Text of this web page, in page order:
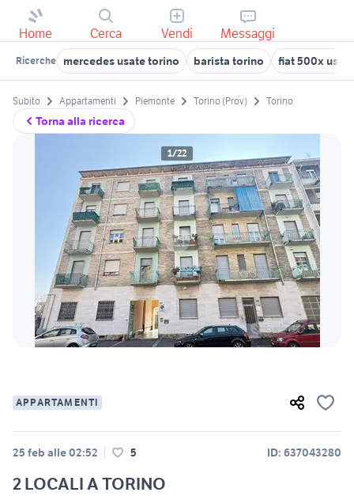
Home Cerca Vendi Messaggi
Ricerche mercedes usate torino barista torino fiat 500x
Torna alla ricerca
Subito Appartamenti Piemonte Torino (Prov) Torino
1/22
APPARTAMENTI
25 feb alle 02:52 5 ID: 637043280
2 LOCALI A TORINO